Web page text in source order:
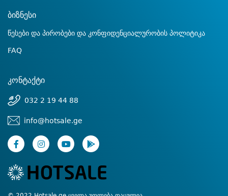
ბიზნესი
წესები და პირობები და კონფიდენციალურობის პოლიტიკა
FAQ
კონტაქტი
032 2 19 44 88
info@hotsale.ge